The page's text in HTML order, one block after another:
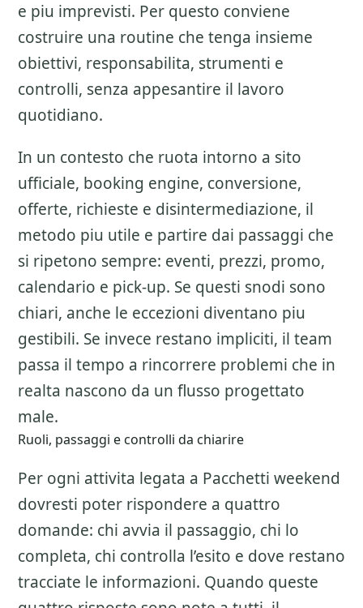
e piu imprevisti. Per questo conviene
costruire una routine che tenga insieme
obiettivi, responsabilita, strumenti e
controlli, senza appesantire il lavoro
quotidiano.
In un contesto che ruota intorno a sito
ufficiale, booking engine, conversione,
offerte, richieste e disintermediazione, il
metodo piu utile e partire dai passaggi che
si ripetono sempre: eventi, prezzi, promo,
calendario e pick-up. Se questi snodi sono
chiari, anche le eccezioni diventano piu
gestibili. Se invece restano impliciti, il team
passa il tempo a rincorrere problemi che in
realta nascono da un flusso progettato
male.
Ruoli, passaggi e controlli da chiarire
Per ogni attivita legata a Pacchetti weekend
dovresti poter rispondere a quattro
domande: chi avvia il passaggio, chi lo
completa, chi controlla l’esito e dove restano
tracciate le informazioni. Quando queste